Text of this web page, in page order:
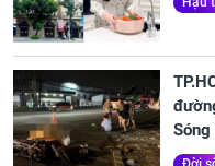
Sóng